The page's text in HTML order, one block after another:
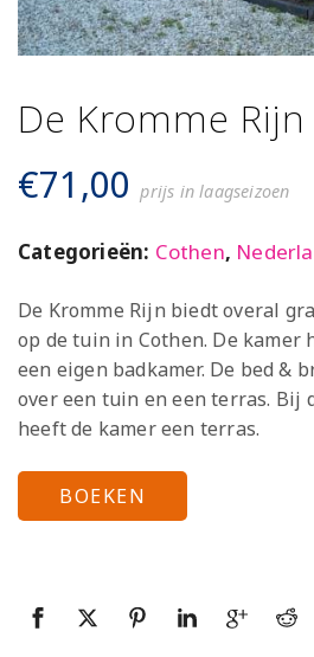
De Kromme Rijn
€71,00 prijs in laagseizoen
Categorieën: Cothen,
De Kromme Rijn biedt overal
op de tuin in Cothen. De kamer
een eigen badkamer. De bed &
over een tuin en een terras. Bij
heeft de kamer een terras.
BOEKEN